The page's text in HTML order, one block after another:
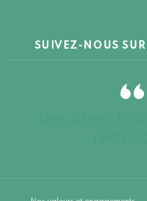
SUIVEZ-NOUS